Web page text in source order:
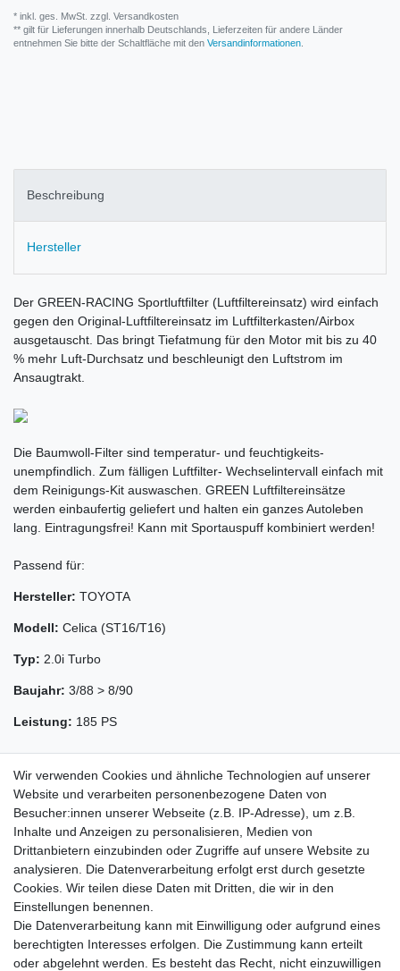
* inkl. ges. MwSt. zzgl. Versandkosten
** gilt für Lieferungen innerhalb Deutschlands, Lieferzeiten für andere Länder
entnehmen Sie bitte der Schaltfläche mit den Versandinformationen
Beschreibung
Hersteller
Der GREEN-RACING Sportluftfilter (Luftfiltereinsatz) wird einfach
gegen den Original-Luftfiltereinsatz im Luftfilterkasten/Airbox
ausgetauscht. Das bringt Tiefatmung für den Motor mit bis zu 40
% mehr Luft-Durchsatz und beschleunigt den Luftstrom im
Ansaugtrakt.
Die Baumwoll-Filter sind temperatur- und feuchtigkeits-
unempfindlich. Zum fälligen Luftfilter- Wechselintervall einfach mit
dem Reinigungs-Kit auswaschen. GREEN Luftfiltereinsätze
werden einbaufertig geliefert und halten ein ganzes Autoleben
lang. Eintragungsfrei! Kann mit Sportauspuff kombiniert werden!
Passend für:
Hersteller: TOYOTA
Modell: Celica (ST16/T16)
Typ: 2.0i Turbo
Baujahr: 3/88 > 8/90
Leistung: 185 PS
Zahlung und Versand
Impressum Daten­schutz­erklärung AGB
Wir verwenden Cookies und ähnliche Technologien auf unserer
Website und verarbeiten personenbezogene Daten von
Besucher:innen unserer Webseite (z.B. IP-Adresse), um z.B.
Inhalte und Anzeigen zu personalisieren, Medien von
Drittanbietern einzubinden oder Zugriffe auf unsere Website zu
analysieren. Die Datenverarbeitung erfolgt erst durch gesetzte
Cookies. Wir teilen diese Daten mit Dritten, die wir in den
Einstellungen benennen.
Die Datenverarbeitung kann mit Einwilligung oder aufgrund eines
berechtigten Interesses erfolgen. Die Zustimmung kann erteilt
oder abgelehnt werden. Es besteht das Recht, nicht einzuwilligen